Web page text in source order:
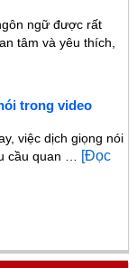
ngữ được rất
tâm và yêu thích,
trong video
việc dịch giọng nói
cầu quan …
[Đọc